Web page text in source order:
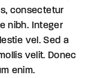
consectetur
nibh. Integer
vel. Sed a
velit. Donec
enim.